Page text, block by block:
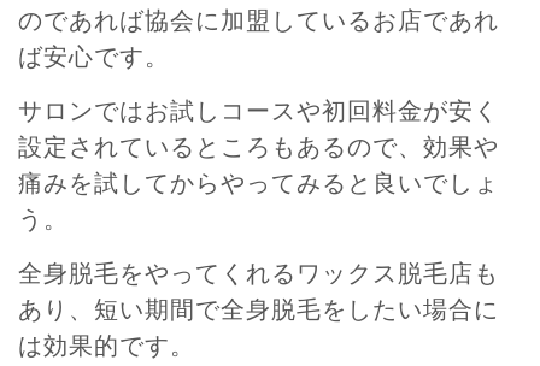
のであれば協会に加盟しているお店であれ
ば安心です。
サロンではお試しコースや初回料金が安く
設定されているところもあるので、効果や
痛みを試してからやってみると良いでしょ
う。
全身脱毛をやってくれるワックス脱毛店も
あり、短い期間で全身脱毛をしたい場合に
は効果的です。